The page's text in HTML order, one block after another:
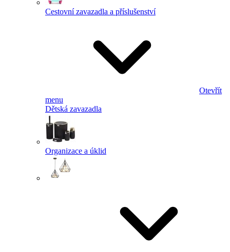
Cestovní zavazadla a příslušenství
Otevřít
menu
Dětská zavazadla
Organizace a úklid